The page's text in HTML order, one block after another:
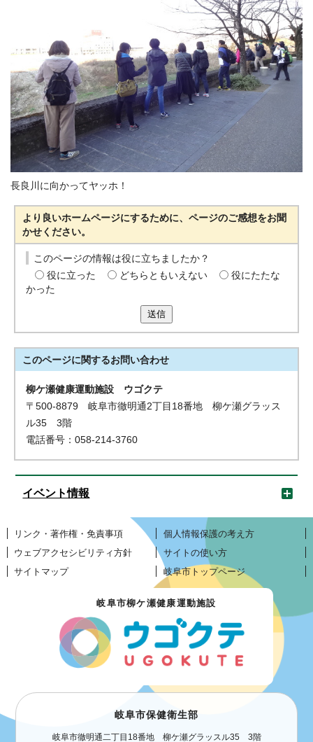
長良川に向かってヤッホ！
より良いホームページにするために、ページのご感想をお聞
かせください。
このページの情報は役に立ちましたか？
役に立った
どちらともいえない
役にたたな
かった
送信
このページに関するお問い合わせ
柳ケ瀬健康運動施設 ウゴクテ
〒500-8879 岐阜市徹明通2丁目18番地 柳ケ瀬グラッス
ル35 3階
電話番号：058-214-3760
イベント情報
リンク・著作権・免責事項
個人情報保護の考え方
ウェブアクセシビリティ方針
サイトの使い方
サイトマップ
岐阜市トップページ
岐阜市柳ケ瀬健康運動施設
岐阜市保健衛生部
岐阜市徹明通二丁目18番地 柳ケ瀬グラッスル35 3階